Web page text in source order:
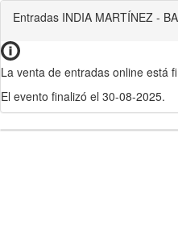
Entradas INDIA MARTÍNEZ -
La venta de entradas online está
El evento finalizó el 30-08-2025.